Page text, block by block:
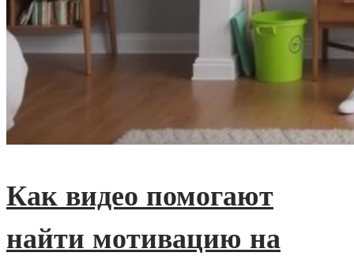
Как видео помогают
найти мотивацию на